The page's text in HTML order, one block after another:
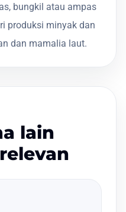
bungkil atau ampas
produksi minyak dan
dan mamalia laut.
lain